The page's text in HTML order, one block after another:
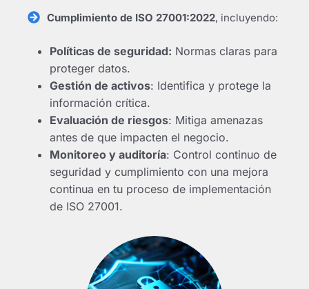
Cumplimiento de ISO 27001:2022, incluyendo:
Políticas de seguridad: Normas claras para
proteger datos.
Gestión de activos: Identifica y protege la
información crítica.
Evaluación de riesgos: Mitiga amenazas
antes de que impacten el negocio.
Monitoreo y auditoría: Control continuo de
seguridad y cumplimiento con una mejora
continua en tu proceso de implementación
de ISO 27001.